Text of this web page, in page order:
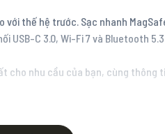
thế hệ trước. Sạc nhanh
USB-C 3.0, Wi-Fi 7 và Bluetooth
cho nhu cầu của bạn, cùng thông